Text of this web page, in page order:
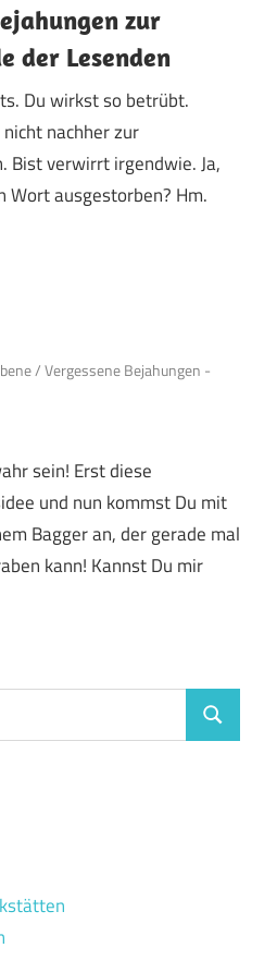
zur
der Lesenden
Du wirkst so betrübt.
nachher zur
Bist verwirrt irgendwie. Ja,
Wort ausgestorben? Hm.
/Vergessene Bejahungen -
sein! Erst diese
und nun kommst Du mit
Bagger an, der gerade mal
kann! Kannst Du mir
Suchen